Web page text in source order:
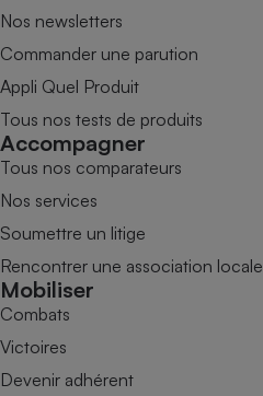
Nos newsletters
Commander une parution
Appli Quel Produit
Tous nos tests de produits
Accompagner
Tous nos comparateurs
Nos services
Soumettre un litige
Rencontrer une association locale
Mobiliser
Combats
Victoires
Devenir adhérent